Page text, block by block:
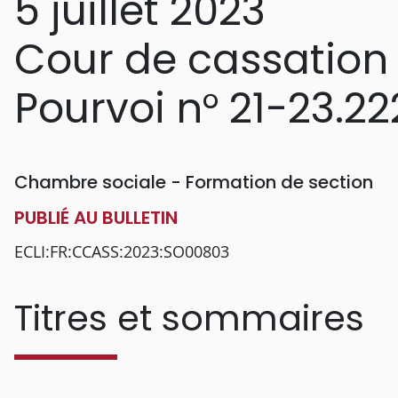
Cour de cassation
Pourvoi n° 21-
Chambre sociale - Formation de section
PUBLIÉ AU BULLETIN
ECLI:FR:CCASS:2023:SO00803
Titres et sommaires